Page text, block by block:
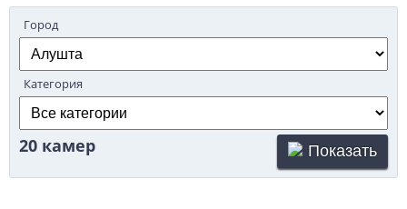
Город
Категория
20 камер Показать